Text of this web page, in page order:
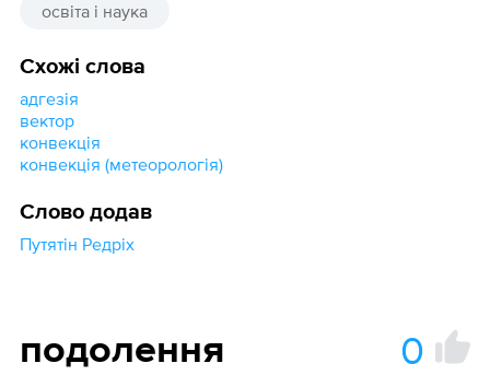
освіта і наука
Схожі слова
адгезія
вектор
конвекція
конвекція (метеорологія)
Слово додав
Путятін Редріх
подолення 0